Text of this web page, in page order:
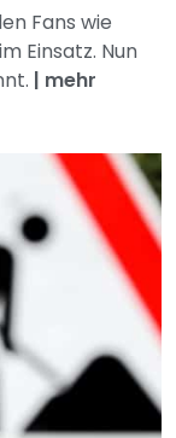
Fans wie
Einsatz. Nun
| mehr